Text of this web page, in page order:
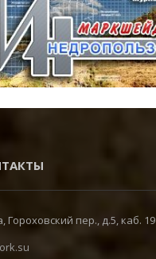
Гороховский пер., д.5, каб. 19